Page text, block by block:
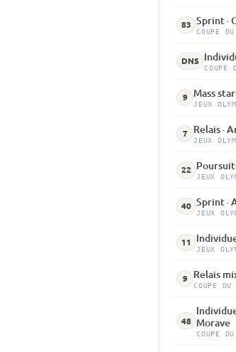
83 Sprint ·
COUPE
DNS
COUPE
9 Mass
JEUX
7 Relais ·
JEUX
22
JEUX
40 Sprint ·
JEUX
11
JEUX
9 Relais
COUPE
48 Morave
COUPE